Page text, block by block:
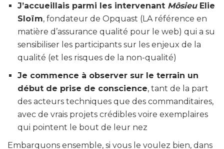
J’accueillais parmi les intervenant MôsieuElie
Sloïm, fondateur de Opquast (LA référence en
matière d’assurance qualité pour le web) qui a su
sensibiliser les participants sur les enjeux de la
qualité (et les risques de la non-qualité)
Je commence à observer sur le terrain un
début de prise de conscience, tant de la part
des acteurs techniques que des commanditaires,
avec de vrais projets crédibles voire exemplaires
qui pointent le bout de leur nez
Embarquons ensemble, si vous le voulez bien, dans